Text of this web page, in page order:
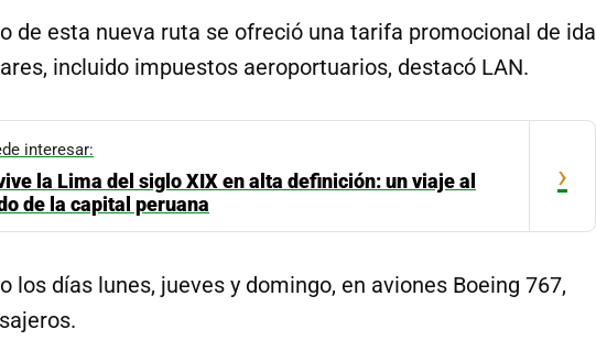
de esta nueva ruta se ofreció una tarifa promocional de ida
incluido impuestos aeroportuarios, destacó LAN.
interesar:
la Lima del siglo XIX en alta definición: un viaje al
de la capital peruana
›
los días lunes, jueves y domingo, en aviones Boeing 767,